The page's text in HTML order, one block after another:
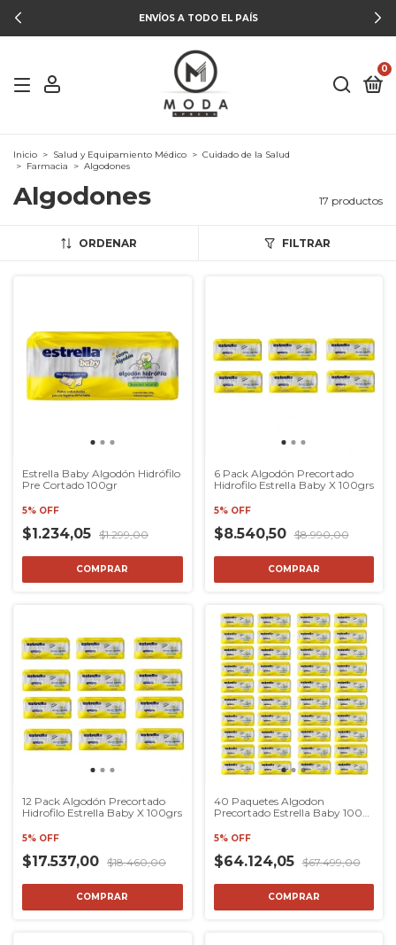
ENVÍOS A TODO EL PAÍS
0
Inicio > Salud y Equipamiento Médico > Cuidado de la Salud
> Farmacia > Algodones
Algodones 17 productos
ORDENAR FILTRAR
Estrella Baby Algodón Hidrófilo
Pre Cortado 100gr
5% OFF
$1.234,05 $1.299,00
6 Pack Algodón Precortado
Hidrofilo Estrella Baby X 100grs
5% OFF
$8.540,50 $8.990,00
12 Pack Algodón Precortado
Hidrofilo Estrella Baby X 100grs
5% OFF
$17.537,00 $18.460,00
40 Paquetes Algodon
Precortado Estrella Baby 100g
5% OFF
$64.124,05 $67.499,00